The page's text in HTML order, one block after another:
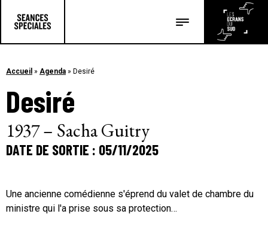
Accueil » Agenda » Desiré
Desiré
1937 – Sacha Guitry
DATE DE SORTIE : 05/11/2025
Une ancienne comédienne s'éprend du valet de chambre du
ministre qui l'a prise sous sa protection…